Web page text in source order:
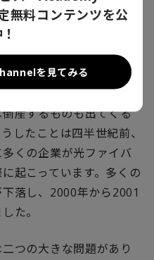
多くは自ら発電設備を
料の供給に圧力をかけ、
あります。データセンタ
出し始めなければ、生
産するものも出てくる
したことは四半世紀前、
くの企業が光ファイバ
起こっています。多くの
落し、 2000年から2001
た。
つの大きな問題があり
無料コンテンツを公
を見てみる